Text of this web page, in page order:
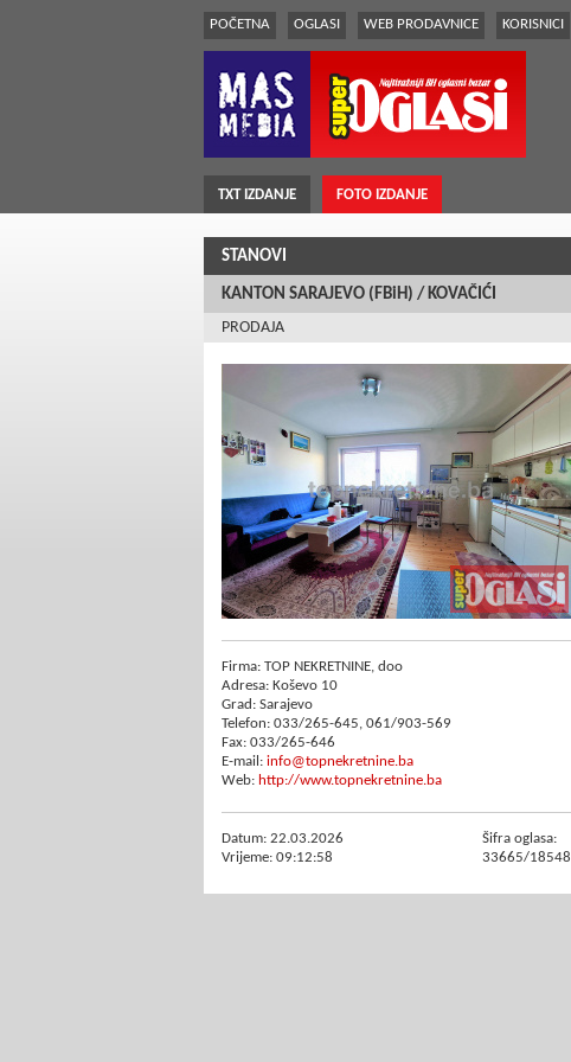
POČETNA OGLASI WEB PRODAVNICE KORISNICI
TXT IZDANJE FOTO IZDANJE
STANOVI
KANTON SARAJEVO (FBiH) / KOVAČIĆI
PRODAJA
Firma: TOP NEKRETNINE, doo
Adresa: Koševo 10
Grad: Sarajevo
Telefon: 033/265-645, 061/903-569
Fax: 033/265-646
E-mail: info@topnekretnine.ba
Web: http://www.topnekretnine.ba
Datum: 22.03.2026
Vrijeme: 09:12:58
Šifra oglasa:
33665/18548